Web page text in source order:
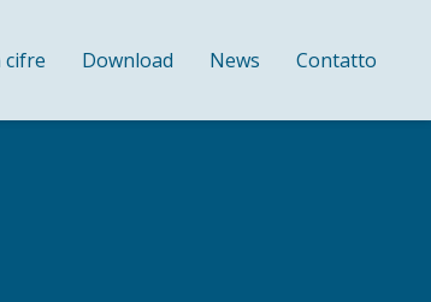
cifre Download News Contatto